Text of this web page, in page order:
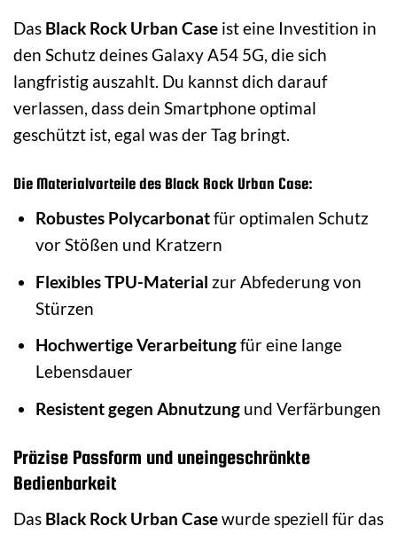
Das Black Rock Urban Case ist eine Investition in
den Schutz deines Galaxy A54 5G, die sich
langfristig auszahlt. Du kannst dich darauf
verlassen, dass dein Smartphone optimal
geschützt ist, egal was der Tag bringt.
Die Materialvorteile des Black Rock Urban Case:
Robustes Polycarbonatfür optimalen Schutz
vor Stößen und Kratzern
Flexibles TPU-Material zur Abfederung von
Stürzen
Hochwertige Verarbeitungfür eine lange
Lebensdauer
Resistent gegen Abnutzungund Verfärbungen
Präzise Passform und uneingeschränkte
Bedienbarkeit
Das Black Rock Urban Casewurde speziell für das